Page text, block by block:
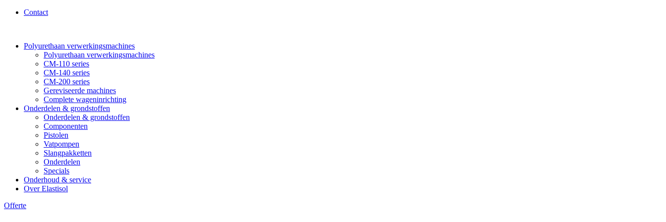
Contact
Polyurethaan verwerkingsmachines
Polyurethaan verwerkingsmachines
CM-110 series
CM-140 series
CM-200 series
Gereviseerde machines
Complete wageninrichting
Onderdelen & grondstoffen
Onderdelen & grondstoffen
Componenten
Pistolen
Vatpompen
Slangpakketten
Onderdelen
Specials
Onderhoud & service
Over Elastisol
Offerte